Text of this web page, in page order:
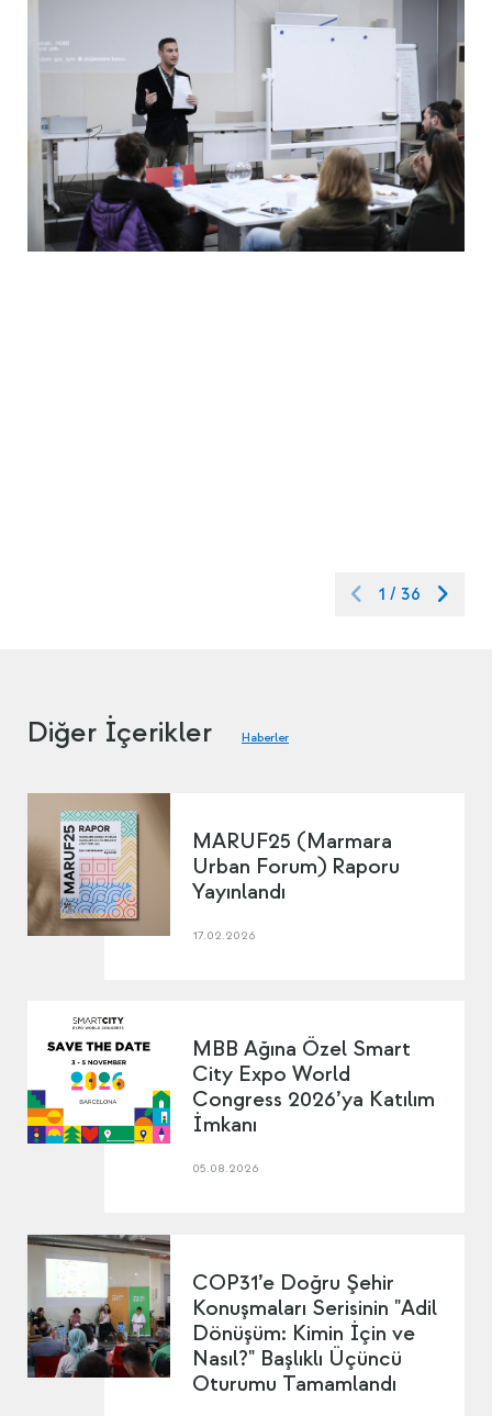
1 / 36
Diğer İçerikler Haberler
MARUF25 (Marmara
Urban Forum) Raporu
Yayınlandı
17.02.2026
MBB Ağına Özel Smart
City Expo World
Congress 2026’ya Katılım
İmkanı
05.08.2026
COP31’e Doğru Şehir
Konuşmaları Serisinin "Adil
Dönüşüm: Kimin İçin ve
Nasıl?" Başlıklı Üçüncü
Oturumu Tamamlandı